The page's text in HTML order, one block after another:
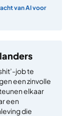
van AI voor
job te
een zinvolle
elkaar
een
die